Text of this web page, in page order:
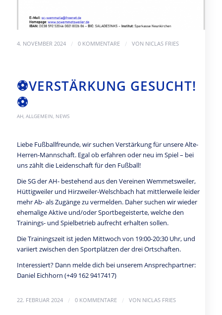
4. NOVEMBER 2024 / 0 KOMMENTARE / VON NICLAS FRIES
⚽️VERSTÄRKUNG GESUCHT!
⚽️
AH, ALLGEMEIN NEWS
Liebe Fußballfreunde, wir suchen Verstärkung für unsere Alte-
Herren-Mannschaft. Egal ob erfahren oder neu im Spiel – bei
uns zählt die Leidenschaft für den Fußball!
Die SG der AH- bestehend aus den Vereinen Wemmetsweiler,
Hüttigweiler und Hirzweiler-Welschbach hat mittlerweile leider
mehr Ab- als Zugänge zu vermelden. Daher suchen wir wieder
ehemalige Aktive und/oder Sportbegeisterte, welche den
Trainings- und Spielbetrieb aufrecht erhalten sollen.
Die Trainingszeit ist jeden Mittwoch von 19:00-20:30 Uhr, und
variiert zwischen den Sportplätzen der drei Ortschaften.
Interessiert? Dann melde dich bei unserem Ansprechpartner:
Daniel Eichhorn (+49 162 9417417)
22. FEBRUAR 2024 / 0 KOMMENTARE / VON NICLAS FRIES